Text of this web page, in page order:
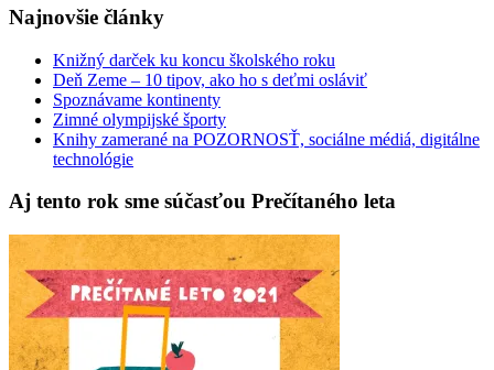
Najnovšie články
Knižný darček ku koncu školského roku
Deň Zeme – 10 tipov, ako ho s deťmi osláviť
Spoznávame kontinenty
Zimné olympijské športy
Knihy zamerané na POZORNOSŤ, sociálne médiá, digitálne
technológie
Aj tento rok sme súčasťou Prečítaného leta